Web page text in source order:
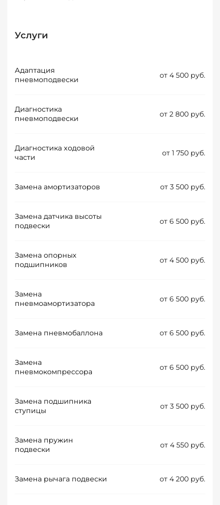
Услуги
Адаптация
пневмоподвески
от 4 500 руб.
Диагностика
пневмоподвески
от 2 800 руб.
Диагностика ходовой
части
от 1 750 руб.
Замена амортизаторов от 3 500 руб.
Замена датчика высоты
подвески
от 6 500 руб.
Замена опорных
подшипников
от 4 500 руб.
Замена
пневмоамортизатора
от 6 500 руб.
Замена пневмобаллона от 6 500 руб.
Замена
пневмокомпрессора
от 6 500 руб.
Замена подшипника
ступицы
от 3 500 руб.
Замена пружин
подвески
от 4 550 руб.
Замена рычага подвески от 4 200 руб.